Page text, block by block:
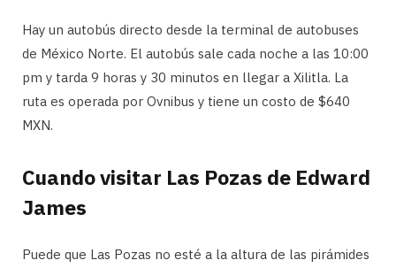
Hay un autobús directo desde la terminal de autobuses
de México Norte. El autobús sale cada noche a las 10:00
pm y tarda 9 horas y 30 minutos en llegar a Xilitla. La
ruta es operada por Ovnibus y tiene un costo de $640
MXN.
Cuando visitar Las Pozas de Edward
James
Puede que Las Pozas no esté a la altura de las pirámides